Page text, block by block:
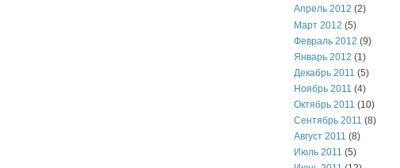
Апрель 2012 (2)
Март 2012 (5)
Февраль 2012 (9)
Январь 2012 (1)
Декабрь 2011 (5)
Ноябрь 2011 (4)
Октябрь 2011 (10)
Сентябрь 2011 (8)
Август 2011 (8)
Июль 2011 (5)